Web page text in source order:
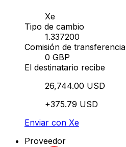
Xe
Tipo de cambio
1.337200
Comisión de transferencia
0 GBP
El destinatario recibe
26,744.00 USD
+375.79 USD
Enviar con Xe
Proveedor